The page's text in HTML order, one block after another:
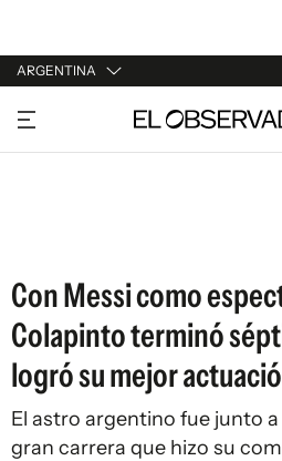
ARGENTINA
URUGUAY
ARGENTINA
Con Messi como
Colapinto terminó
logró su mejor
El astro argentino fue junto a
gran carrera que hizo su